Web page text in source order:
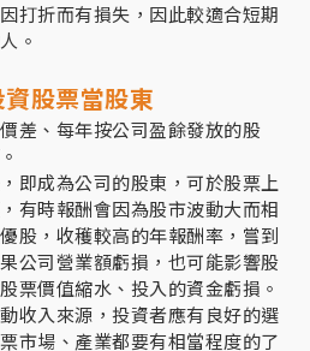
打折而有損失，因此較適合短期
。
資股票當股東
差、每年按公司盈餘發放的股
即成為公司的股東，可於股票上
有時報酬會因為股市波動大而相
股，收穫較高的年報酬率，嘗到
公司營業額虧損，也可能影響股
票價值縮水、投入的資金虧損。
收入來源，投資者應有良好的選
市場、產業都要有相當程度的了